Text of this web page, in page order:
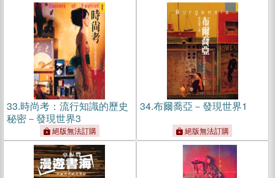
33.時尚考：流行知識的歷史
秘密－發現世界3
絕版無法訂購
34.布爾喬亞－發現世界1
絕版無法訂購